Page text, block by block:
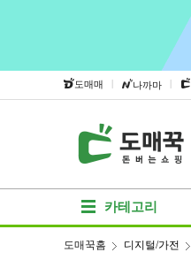
도매매 | 나까마 |
카테고리
도매꾹홈 디지털/가전